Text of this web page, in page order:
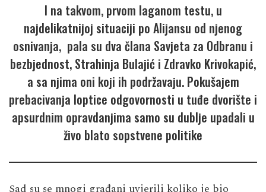
I na takvom, prvom laganom testu, u
najdelikatnijoj situaciji po Alijansu od njenog
osnivanja, pala su dva člana Savjeta za Odbranu i
bezbjednost, Strahinja Bulajić i Zdravko Krivokapić,
a sa njima oni koji ih podržavaju. Pokušajem
prebacivanja loptice odgovornosti u tuđe dvorište i
apsurdnim opravdanjima samo su dublje upadali u
živo blato sopstvene politike
Sad su se mnogi građani uvjerili koliko je bio